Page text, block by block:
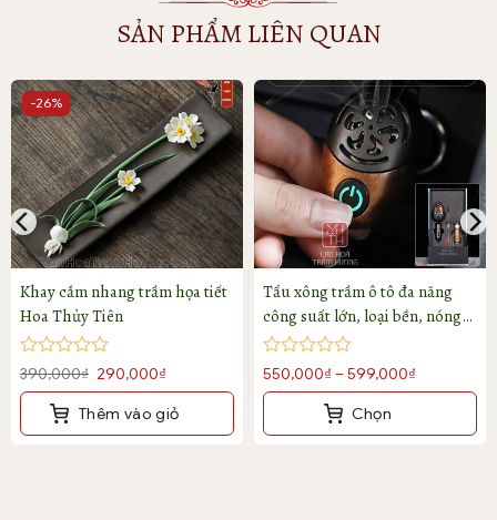
SẢN PHẨM LIÊN QUAN
-26%
Khay cắm nhang trầm họa tiết
Hoa Thủy Tiên
Được
xếp
hạng
5
390,000₫ Giá
gốc
là:
290,000₫
hiện
tại
Thêm vào giỏ
Tẩu xông trầm ô tô đa năng
công suất lớn, loại bền, nóng
nhanh, có bảo hành
Được
xếp
5
550,000₫ –599,000₫
giá:
Chọn